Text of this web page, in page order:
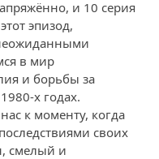
и 10 серия
эпизод,
в мир
и борьбы за
х годах.
к моменту, когда
своих
смелый и